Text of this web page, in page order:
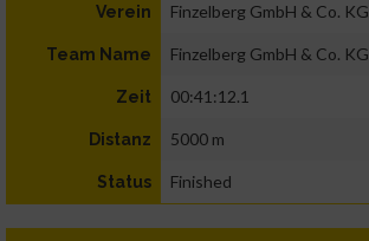
Verein Finzelberg GmbH & Co. KG
Team Name Finzelberg GmbH & Co. KG
Zeit 00:41:12.1
Distanz 5000 m
Status Finished